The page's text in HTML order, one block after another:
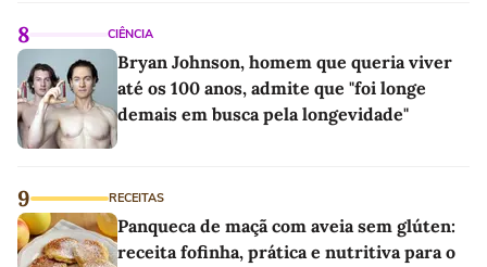
8 CIÊNCIA
Bryan Johnson, homem que queria viver
até os 100 anos, admite que "foi longe
demais em busca pela longevidade"
9 RECEITAS
Panqueca de maçã com aveia sem glúten:
receita fofinha, prática e nutritiva para o